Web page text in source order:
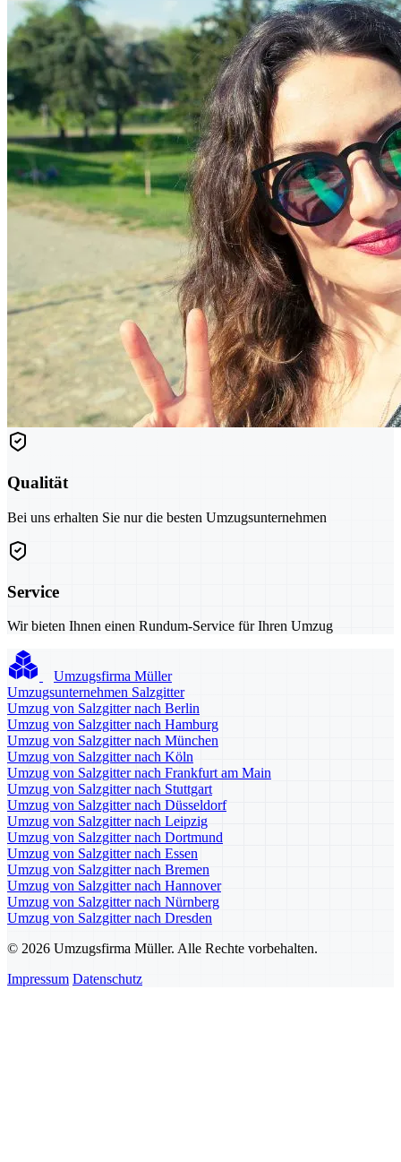
Qualität
Bei uns erhalten Sie nur die besten Umzugsunternehmen
Service
Wir bieten Ihnen einen Rundum-Service für Ihren Umzug
Umzugsfirma Müller
Umzugsunternehmen Salzgitter
Umzug von Salzgitter nach Berlin
Umzug von Salzgitter nach Hamburg
Umzug von Salzgitter nach München
Umzug von Salzgitter nach Köln
Umzug von Salzgitter nach Frankfurt am Main
Umzug von Salzgitter nach Stuttgart
Umzug von Salzgitter nach Düsseldorf
Umzug von Salzgitter nach Leipzig
Umzug von Salzgitter nach Dortmund
Umzug von Salzgitter nach Essen
Umzug von Salzgitter nach Bremen
Umzug von Salzgitter nach Hannover
Umzug von Salzgitter nach Nürnberg
Umzug von Salzgitter nach Dresden
© 2026 Umzugsfirma Müller. Alle Rechte vorbehalten.
Impressum Datenschutz